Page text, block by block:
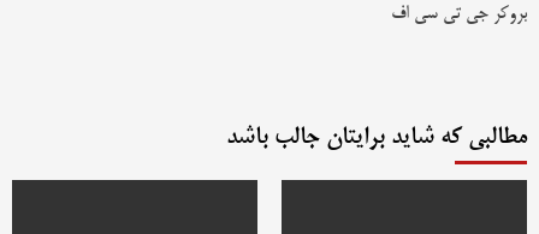
بروکر جی تی سی اف
مطالبی که شاید برایتان جالب باشد